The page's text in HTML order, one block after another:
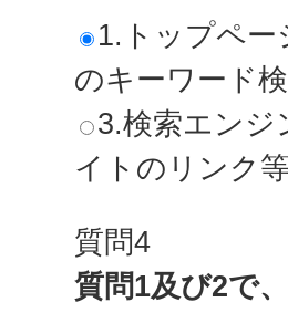
1.トップペー
のキーワード
3.検索エンジ
イトのリンク
質問4
質問1及び2で